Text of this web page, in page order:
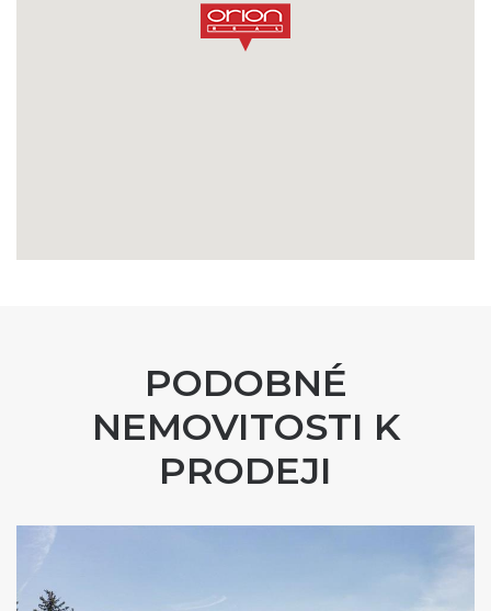
PODOBNÉ
NEMOVITOSTI K
PRODEJI